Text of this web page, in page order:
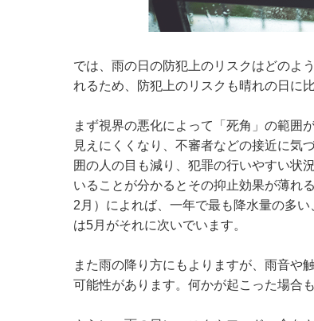
では、雨の日の防犯上のリスクはどのよ
れるため、防犯上のリスクも晴れの日に
まず視界の悪化によって「死角」の範囲
見えにくくなり、不審者などの接近に気
囲の人の目も減り、犯罪の行いやすい状
いることが分かるとその抑止効果が薄
2月）によれば、一年で最も降水量の多
は5月がそれに次いでいます。
また雨の降り方にもよりますが、雨音や
可能性があります。何かが起こった場合